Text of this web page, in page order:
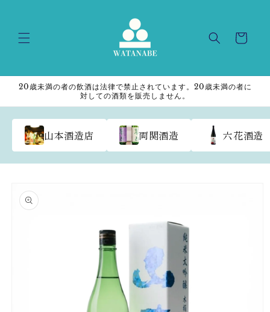
Cart
20歳未満の者の飲酒は法律で禁止されています。20歳未満の者に
対しての酒類を販売しません。
山本酒造店 両関酒造 六花酒造
product
information